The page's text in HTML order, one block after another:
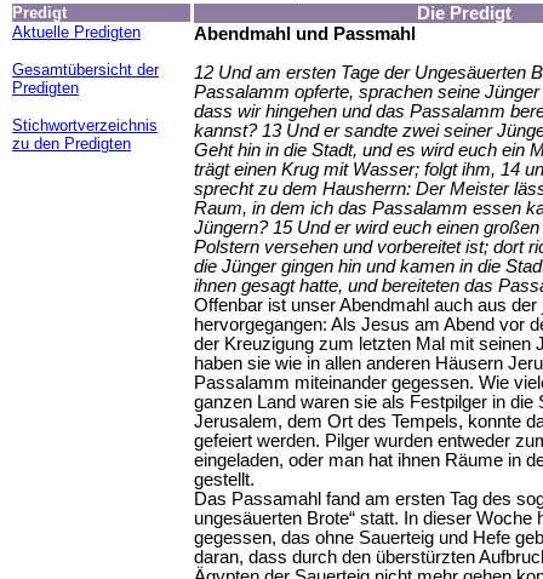
Predigt
Aktuelle Predigten
Gesamtübersicht der
Predigten
Stichwortverzeichnis
zu den Predigten
Die Predigt
Abendmahl und Passmahl
12 Und am ersten Tage der Ungesäuerten
Passalamm opferte, sprachen seine
dass wir hingehen und das Passalamm
kannst? 13 Und er sandte zwei seiner
Geht hin in die Stadt, und es wird euch ein
trägt einen Krug mit Wasser; folgt ihm, 14
sprecht zu dem Hausherrn: Der Meister
Raum, in dem ich das Passalamm essen
Jüngern? 15 Und er wird euch einen
Polstern versehen und vorbereitet ist; dort
die Jünger gingen hin und kamen in die
ihnen gesagt hatte, und bereiteten das
Offenbar ist unser Abendmahl auch aus
hervorgegangen: Als Jesus am Abend vor
der Kreuzigung zum letzten Mal mit seinen
haben sie wie in allen anderen Häusern
Passalamm miteinander gegessen. Wie
ganzen Land waren sie als Festpilger in die
Jerusalem, dem Ort des Tempels, konnte
gefeiert werden. Pilger wurden entweder
eingeladen, oder man hat ihnen Räume in
gestellt.
Das Passamahl fand am ersten Tag des
ungesäuerten Brote“ statt. In dieser Woche
gegessen, das ohne Sauerteig und Hefe
daran, dass durch den überstürzten